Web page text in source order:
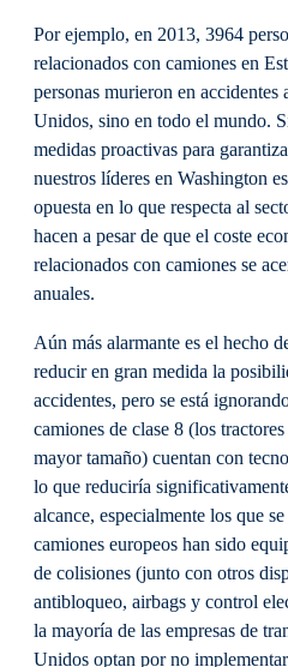
Por ejemplo, en 2013, 3964
relacionados con camiones en
personas murieron en accidentes
Unidos, sino en todo el mundo.
medidas proactivas para
nuestros líderes en Washington
opuesta en lo que respecta al
hacen a pesar de que el coste
relacionados con camiones se
anuales.
Aún más alarmante es el hecho
reducir en gran medida la
accidentes, pero se está
camiones de clase 8 (los
mayor tamaño) cuentan con
lo que reduciría
alcance, especialmente los que
camiones europeos han sido
de colisiones (junto con otros
antibloqueo, airbags y control
la mayoría de las empresas de
Unidos optan por no